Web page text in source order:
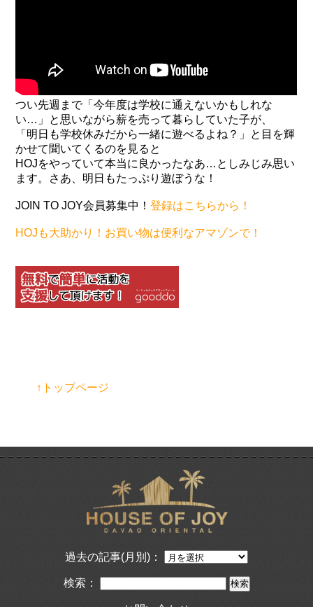
つい先週まで「今年度は学校に通えないかもしれな
い…」と思いながら薪を売って暮らしていた子が、
「明日も学校休みだから一緒に遊べるよね？」と目を輝
かせて聞いてくるのを見ると
HOJをやっていて本当に良かったなあ…としみじみ思い
ます。さあ、明日もたっぷり遊ぼうな！
JOIN TO JOY会員募集中！登録はこちらから！
HOJも大助かり！お買い物は便利なアマゾンで！
↑トップページ
過去の記事(月別)：
検索：